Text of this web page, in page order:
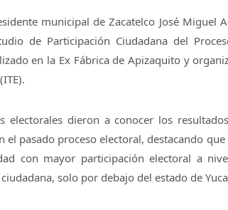
municipal de Zacatelco José Miguel
de Participación Ciudadana del
en la Ex Fábrica de Apizaquito y
electorales dieron a conocer los
pasado proceso electoral, destacando que
con mayor participación electoral a
solo por debajo del estado de